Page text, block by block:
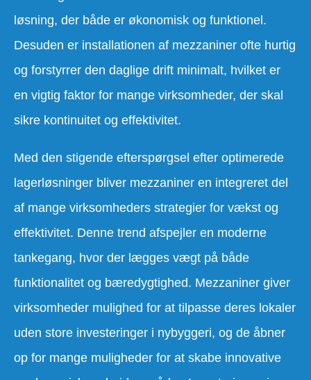
løsning, der både er økonomisk og funktionel.
Desuden er installationen af mezzaniner ofte hurtig
og forstyrrer den daglige drift minimalt, hvilket er
en vigtig faktor for mange virksomheder, der skal
sikre kontinuitet og effektivitet.
Med den stigende efterspørgsel efter optimerede
lagerløsninger bliver mezzaniner en integreret del
af mange virksomheders strategier for vækst og
effektivitet. Denne trend afspejler en moderne
tankegang, hvor der lægges vægt på både
funktionalitet og bæredygtighed. Mezzaniner giver
virksomheder mulighed for at tilpasse deres lokaler
uden store investeringer i nybyggeri, og de åbner
op for mange muligheder for at skabe innovative